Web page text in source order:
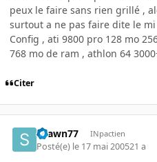
peux le faire sans rien grillé ,
surtout a ne pas faire dite le mi
Config , ati 9800 pro 128 mo
768 mo de ram , athlon 64
Citer
shawn77 INpactien
Posté(e) le 17 mai 200521 a